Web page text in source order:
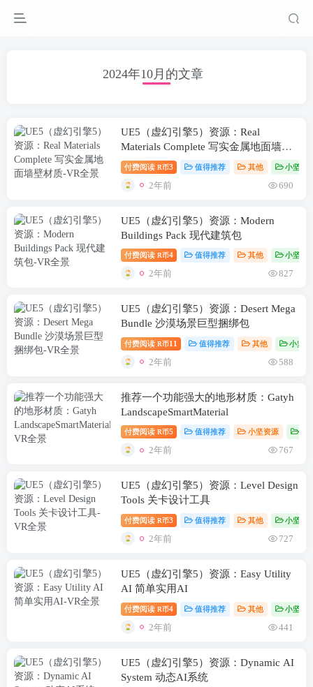
2024年10月的文章
UE5（虚幻引擎5）资源：Real
Materials Complete 写实金属地面墙壁
材质
付费阅读 R币3 值得推荐 其他 小坚资
2年前 690
UE5（虚幻引擎5）资源：Modern
Buildings Pack 现代建筑包
付费阅读 R币4 值得推荐 其他 小坚资
2年前 827
UE5（虚幻引擎5）资源：Desert Mega
Bundle 沙漠场景巨型捆绑包
付费阅读 R币11 值得推荐 其他 小坚
2年前 588
推荐一个功能强大的地形材质：Gatyh
LandscapeSmartMaterial
付费阅读 R币5 值得推荐 小坚资源
2年前 767
UE5（虚幻引擎5）资源：Level Design
Tools 关卡设计工具
付费阅读 R币3 值得推荐 其他 小坚资
2年前 727
UE5（虚幻引擎5）资源：Easy Utility
AI 简单实用AI
付费阅读 R币4 值得推荐 其他 小坚资
2年前 441
UE5（虚幻引擎5）资源：Dynamic AI
System 动态AI系统